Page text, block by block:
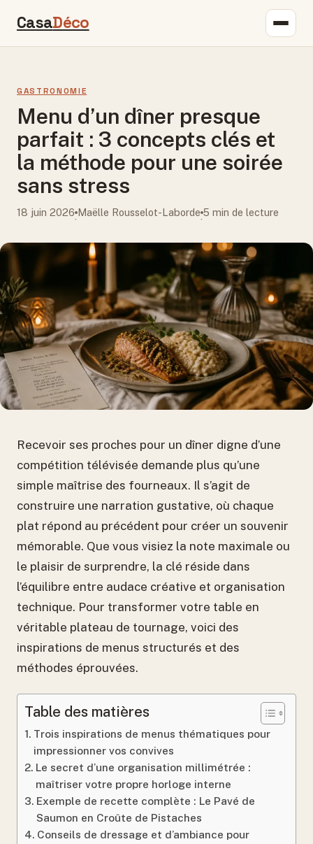
CasaDéco
GASTRONOMIE
Menu d’un dîner presque
parfait : 3 concepts clés et
la méthode pour une soirée
sans stress
18 juin 2026
·
Maëlle Rousselot-Laborde
·
5 min de lecture
Recevoir ses proches pour un dîner digne d’une
compétition télévisée demande plus qu’une
simple maîtrise des fourneaux. Il s’agit de
construire une narration gustative, où chaque
plat répond au précédent pour créer un souvenir
mémorable. Que vous visiez la note maximale ou
le plaisir de surprendre, la clé réside dans
l’équilibre entre audace créative et organisation
technique. Pour transformer votre table en
véritable plateau de tournage, voici des
inspirations de menus structurés et des
méthodes éprouvées.
Table des matières
Trois inspirations de menus thématiques pour
impressionner vos convives
Le secret d’une organisation millimétrée :
maîtriser votre propre horloge interne
Exemple de recette complète : Le Pavé de
Saumon en Croûte de Pistaches
Conseils de dressage et d’ambiance pour